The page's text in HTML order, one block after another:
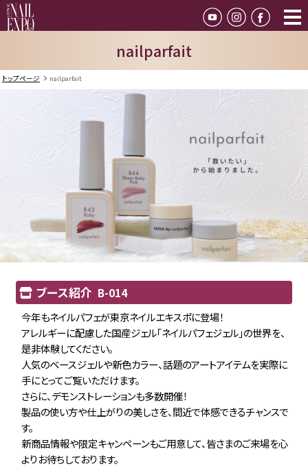
nailparfait
トップページ nailparfait
ブース紹介 B-014
今年もネイルパフェが東京ネイルエキスポに登場！
アレルギーに配慮した国産ジェル「ネイルパフェジェル」の世界を、
是非体験してください。
人気のベースジェルや新色カラー、話題のアートアイテムを実際に
手にとってご覧いただけます。
さらに、デモンストレーションも多数開催！
製品の使い方や仕上がりの美しさを、間近で体感できるチャンスで
す。
新商品情報や限定キャンペーンもご用意して、皆さまのご来場を心
よりお待ちしております。